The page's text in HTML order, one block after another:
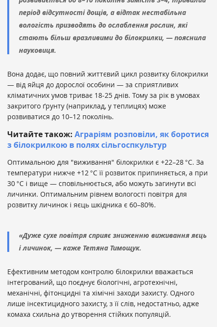
період відсутності дощів, а відтак нестабільна
вологість призводять до ослаблення рослин, які
стають більш вразливими до білокрилки, — пояснила
науковиця.
Вона додає, що повний життєвий цикл розвитку білокрилки
— від яйця до дорослої особини — за сприятливих
кліматичних умов триває 18-25 днів. Тому за рік в умовах
закритого ґрунту (наприклад, у теплицях) може
розвиватися до 10–12 поколінь.
Читайте також: Аграріям розповіли, як боротися
з білокрилкою в полях сільгоспкультур
Оптимальною для "виживання" білокрилки є +22–28 °C. За
температури нижче +12 °C її розвиток припиняється, а при
30 °C і вище — сповільнюється, або можуть загинути всі
личинки. Оптимальним рівнем вологості повітря для
розвитку личинок і яєць шкідника є 60–80%.
«Дуже сухе повітря сприяє зниженню виживання яєць
і личинок, — каже Тетяна Тимощук.
Ефективним методом контролю білокрилки вважається
інтегрований, що поєднує біологічні, агротехнічні,
механічні, фітонцидні та хімічні заходи захисту. Одного
лише інсектицидного захисту, з її слів, недостатньо, адже
комаха схильна до утворення стійких популяцій.